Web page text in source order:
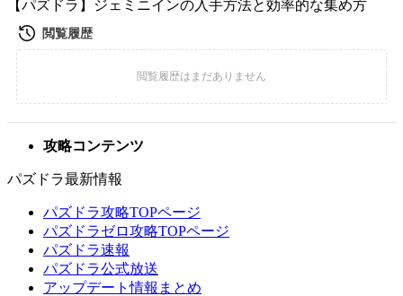
【パズドラ】ジェミニインの入手方法と効率的な集め方
攻略コンテンツ
パズドラ最新情報
パズドラ攻略TOPページ
パズドラゼロ攻略TOPページ
パズドラ速報
パズドラ公式放送
アップデート情報まとめ